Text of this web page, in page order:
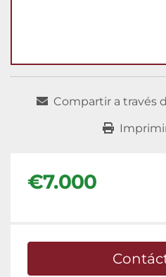
Compartir a través
€7.000